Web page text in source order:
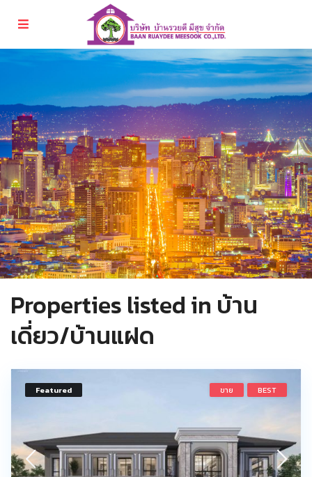
Properties listed in บ้าน
เดี่ยว/บ้านแฝด
Featured ขาย BEST